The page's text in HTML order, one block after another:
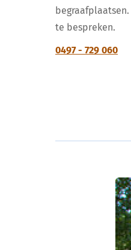
te bespreken.
0497 - 729 060